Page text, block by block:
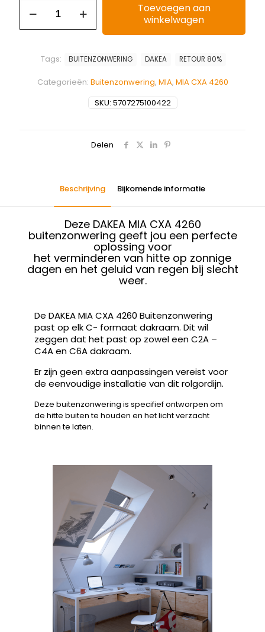
Toevoegen aan
winkelwagen
SKU: 5707275100422
Categorieën: Buitenzonwering, MIA, MIA CXA 4260
Tags: BUITENZONWERING DAKEA RETOUR 80%
Delen
Beschrijving Bijkomende informatie
Deze DAKEA MIA CXA 4260
buitenzonwering geeft jou een perfecte
oplossing voor
het verminderen van hitte op zonnige
dagen en het geluid van regen bij slecht
weer.
De DAKEA MIA CXA 4260 Buitenzonwering
past op elk C- formaat dakraam. Dit wil
zeggen dat het past op zowel een C2A –
C4A en C6A dakraam.
Er zijn geen extra aanpassingen vereist voor
de eenvoudige installatie van dit rolgordijn.
Deze buitenzonwering is specifief ontworpen om
de hitte buiten te houden en het licht verzacht
binnen te laten.